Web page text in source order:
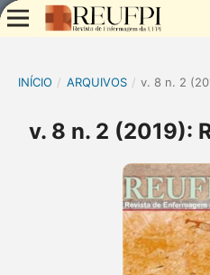
INÍCIO / ARQUIVOS / v. 8 n. 2
v. 8 n. 2 (2019):